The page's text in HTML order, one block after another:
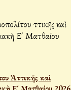
Ἀττικῆς καὶ